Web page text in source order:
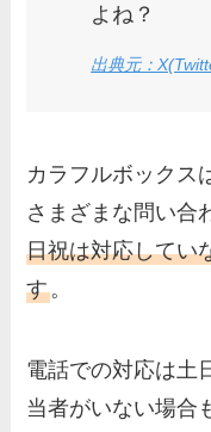
よね？
出典元：
カラフルボックス
さまざまな問い合
日祝は対応してい
す。
電話での対応は土
当者がいない場合